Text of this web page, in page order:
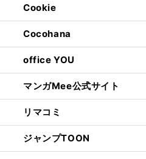
Cookie
Cocohana
office YOU
マンガMee公式サイト
リマコミ
ジャンプTOON